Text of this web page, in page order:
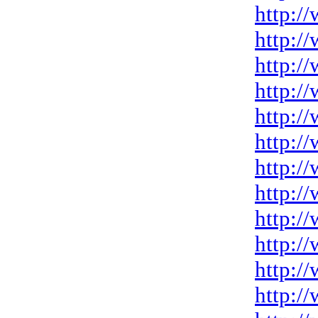
http://
http://
http://
http://
http://
http://
http://
http://
http://
http://
http://
http://